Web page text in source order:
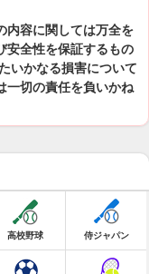
内容に関しては万全を
安全性を保証するもの
いかなる損害について
一切の責任を負いかね
高校野球 侍ジャパン